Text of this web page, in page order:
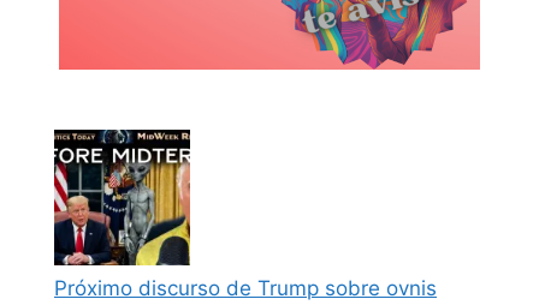
Próximo discurso de Trump sobre ovnis